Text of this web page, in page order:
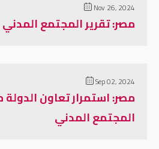
Nov 26, 2024
مصر: تقرير المجتمع المدني
Sep 02, 2024
مصر: استمرار تعاون
المجتمع المدني